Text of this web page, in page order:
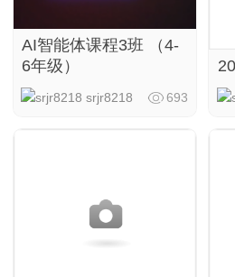
AI智能体课程3班 （4-
6年级）
srjr8218 693